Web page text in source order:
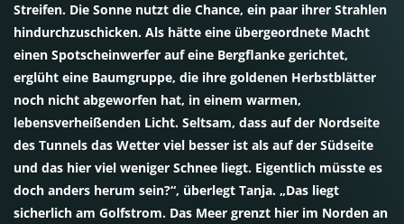
Streifen. Die Sonne nutzt die Chance, ein paar ihrer Strahlen
hindurchzuschicken. Als hätte eine übergeordnete Macht
einen Spotscheinwerfer auf eine Bergflanke gerichtet,
erglüht eine Baumgruppe, die ihre goldenen Herbstblätter
noch nicht abgeworfen hat, in einem warmen,
lebensverheißenden Licht. Seltsam, dass auf der Nordseite
des Tunnels das Wetter viel besser ist als auf der Südseite
und das hier viel weniger Schnee liegt. Eigentlich müsste es
doch anders herum sein?“, überlegt Tanja. „Das liegt
sicherlich am Golfstrom. Das Meer grenzt hier im Norden an